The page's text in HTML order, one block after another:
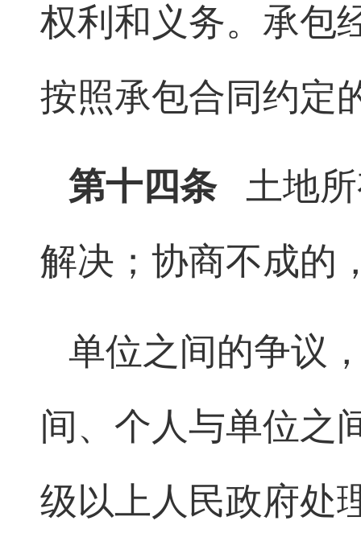
权利和义务。承包
按照承包合同约定
第十四条 土地
解决；协商不成的
单位之间的争议
间、个人与单位之
级以上人民政府处